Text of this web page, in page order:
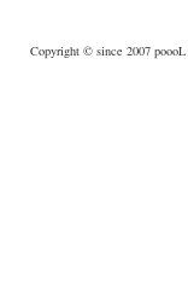
Copyright © since 2007 poooL